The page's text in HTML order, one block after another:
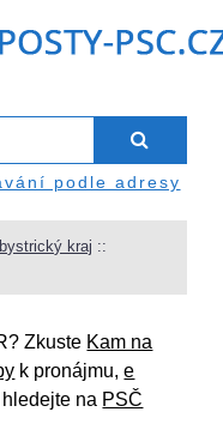
podle adresy
kraj ::
Zkuste Kam na
k pronájmu,e
na PSČ